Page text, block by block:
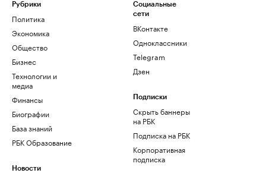
Рубрики
Политика
Экономика
Общество
Бизнес
Технологии и
медиа
Финансы
Биографии
База знаний
РБК Образование
Новости
Социальные
сети
ВКонтакте
Одноклассники
Telegram
Дзен
Подписки
Скрыть баннеры
на РБК
Подписка на РБК
Корпоративная
подписка